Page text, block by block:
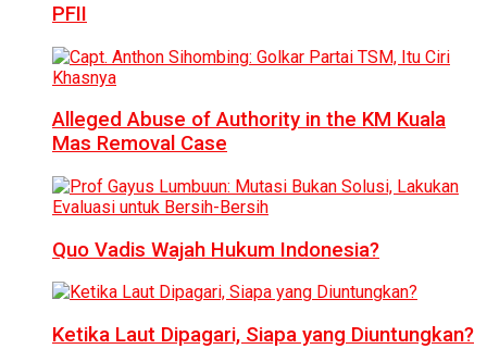
PFII
Alleged Abuse of Authority in the KM Kuala
Mas Removal Case
Quo Vadis Wajah Hukum Indonesia?
Ketika Laut Dipagari, Siapa yang Diuntungkan?